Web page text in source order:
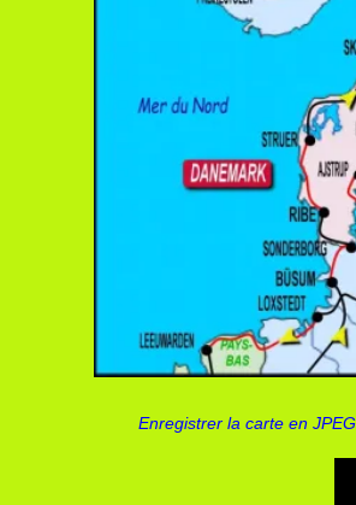
Enregistrer la carte en JPEG